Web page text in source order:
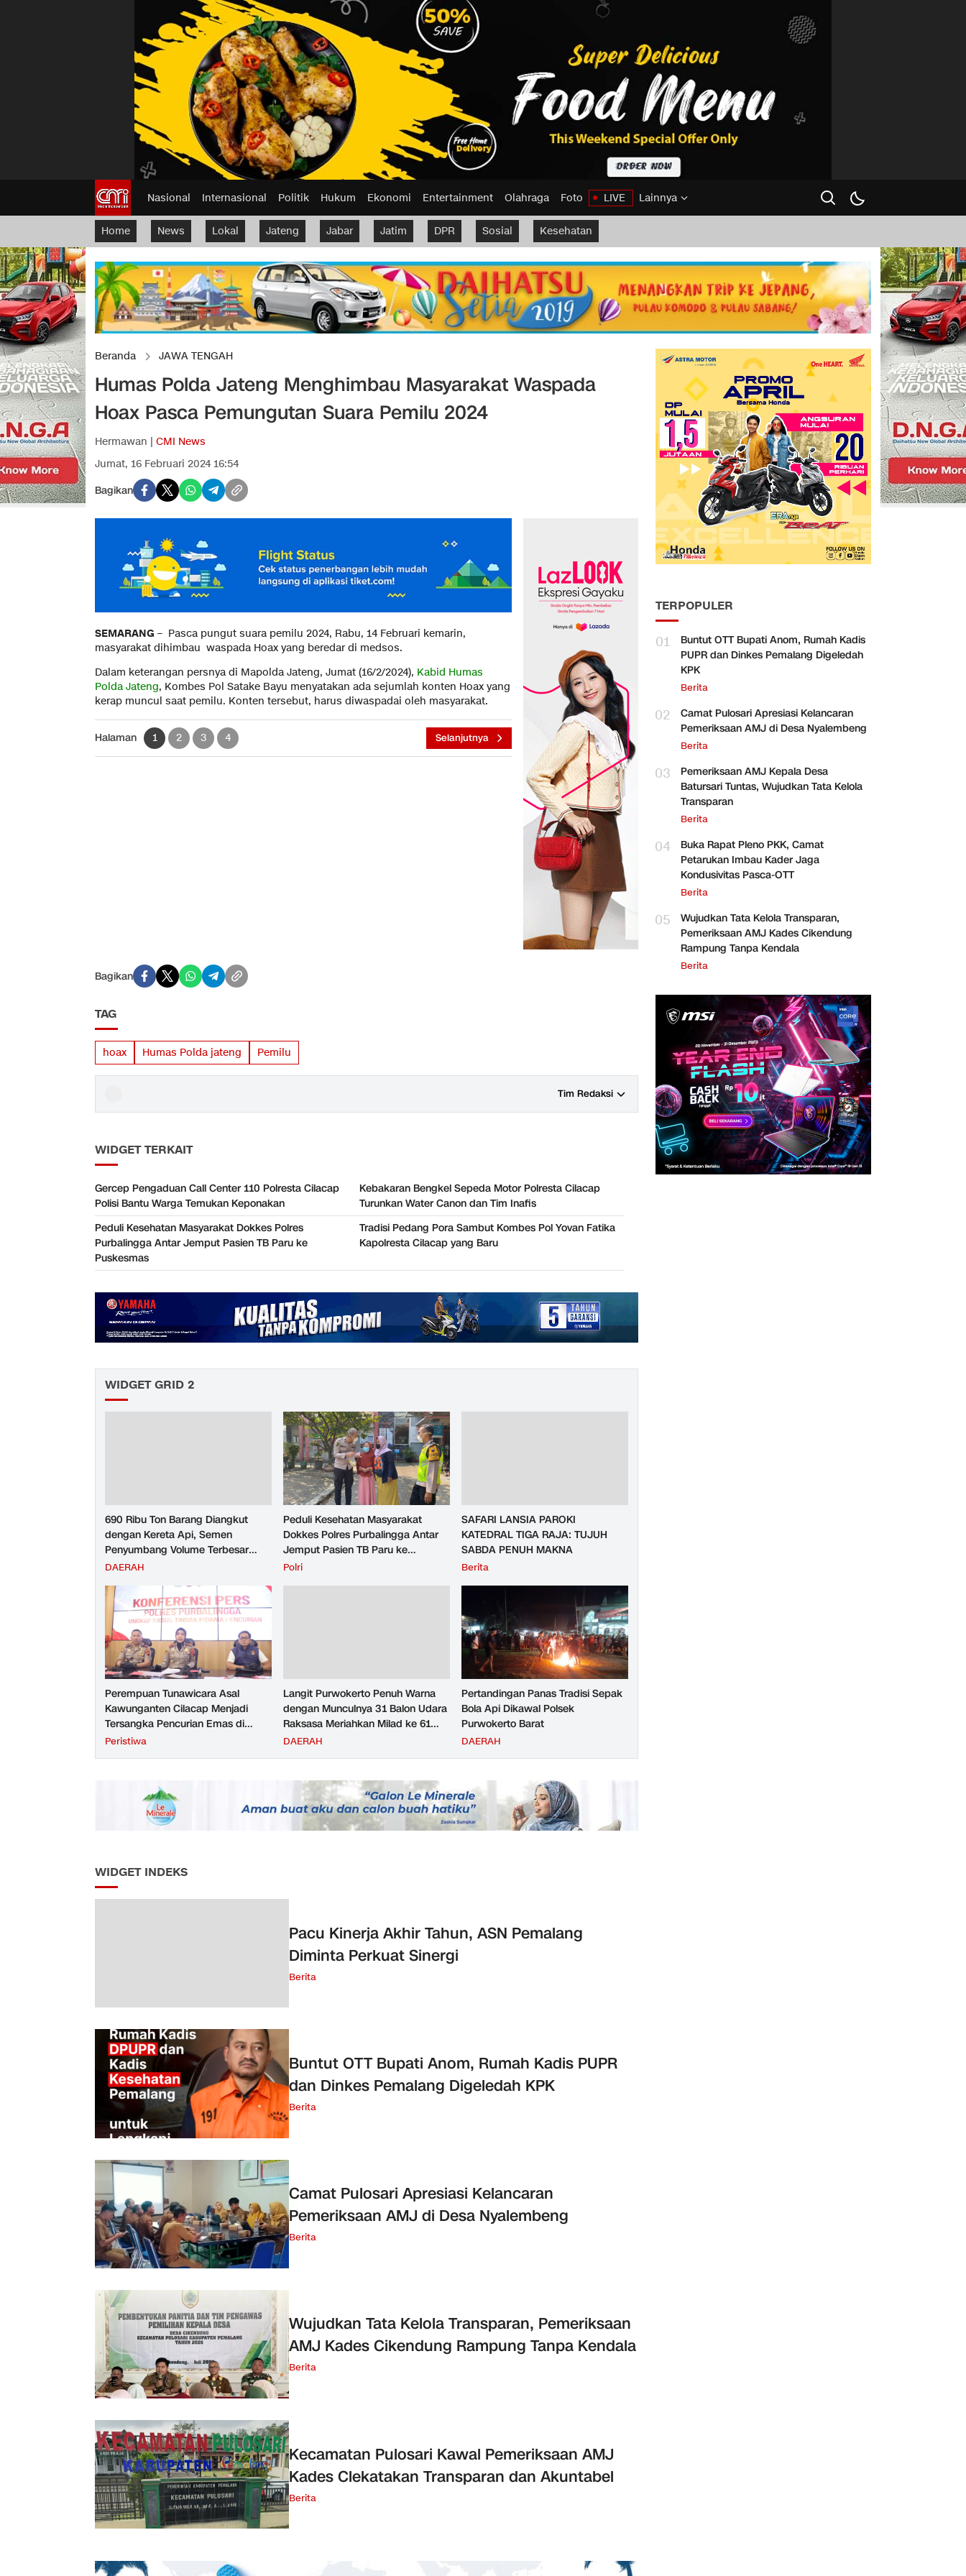
Nasional Internasional Politik Hukum Ekonomi Entertainment Olahraga Foto LIVE Lainnya
Home News Lokal Jateng Jabar Jatim DPR Sosial Kesehatan
Beranda JAWA TENGAH
Humas Polda Jateng Menghimbau Masyarakat Waspada
Hoax Pasca Pemungutan Suara Pemilu 2024
Hermawan | CMI News
Jumat, 16 Februari 2024 16:54
Bagikan
SEMARANG – Pasca pungut suara pemilu 2024, Rabu, 14 Februari kemarin,
masyarakat dihimbau waspada Hoax yang beredar di medsos.
Dalam keterangan persnya di Mapolda Jateng, Jumat (16/2/2024), Kabid Humas
Polda Jateng, Kombes Pol Satake Bayu menyatakan ada sejumlah konten Hoax yang
kerap muncul saat pemilu. Konten tersebut, harus diwaspadai oleh masyarakat.
Halaman 1 2 3 4 Selanjutnya
Bagikan
TAG
hoax Humas Polda jateng Pemilu
Tim Redaksi
WIDGET TERKAIT
Gercep Pengaduan Call Center 110 Polresta Cilacap
Polisi Bantu Warga Temukan Keponakan
Kebakaran Bengkel Sepeda Motor Polresta Cilacap
Turunkan Water Canon dan Tim Inafis
Peduli Kesehatan Masyarakat Dokkes Polres
Purbalingga Antar Jemput Pasien TB Paru ke
Puskesmas
Tradisi Pedang Pora Sambut Kombes Pol Yovan Fatika
Kapolresta Cilacap yang Baru
WIDGET GRID 2
690 Ribu Ton Barang Diangkut
dengan Kereta Api, Semen
Penyumbang Volume Terbesar
Angkutan Barang KAI Daop 5
Tahun 2026
DAERAH
Peduli Kesehatan Masyarakat
Dokkes Polres Purbalingga Antar
Jemput Pasien TB Paru ke
Puskesmas
Polri
SAFARI LANSIA PAROKI
KATEDRAL TIGA RAJA: TUJUH
SABDA PENUH MAKNA
Berita
Perempuan Tunawicara Asal
Kawunganten Cilacap Menjadi
Tersangka Pencurian Emas di
Purbalingga
Peristiwa
Langit Purwokerto Penuh Warna
dengan Munculnya 31 Balon Udara
Raksasa Meriahkan Milad ke 61
UMP Sedot Ribuan Warga
DAERAH
Pertandingan Panas Tradisi Sepak
Bola Api Dikawal Polsek
Purwokerto Barat
DAERAH
WIDGET INDEKS
Pacu Kinerja Akhir Tahun, ASN Pemalang
Diminta Perkuat Sinergi
Berita
Buntut OTT Bupati Anom, Rumah Kadis PUPR
dan Dinkes Pemalang Digeledah KPK
Berita
Camat Pulosari Apresiasi Kelancaran
Pemeriksaan AMJ di Desa Nyalembeng
Berita
Wujudkan Tata Kelola Transparan, Pemeriksaan
AMJ Kades Cikendung Rampung Tanpa Kendala
Berita
Kecamatan Pulosari Kawal Pemeriksaan AMJ
Kades Clekatakan Transparan dan Akuntabel
Berita
TERPOPULER
01
Buntut OTT Bupati Anom, Rumah Kadis
PUPR dan Dinkes Pemalang Digeledah
KPK
Berita
02
Camat Pulosari Apresiasi Kelancaran
Pemeriksaan AMJ di Desa Nyalembeng
Berita
03
Pemeriksaan AMJ Kepala Desa
Batursari Tuntas, Wujudkan Tata Kelola
Transparan
Berita
04
Buka Rapat Pleno PKK, Camat
Petarukan Imbau Kader Jaga
Kondusivitas Pasca-OTT
Berita
05
Wujudkan Tata Kelola Transparan,
Pemeriksaan AMJ Kades Cikendung
Rampung Tanpa Kendala
Berita